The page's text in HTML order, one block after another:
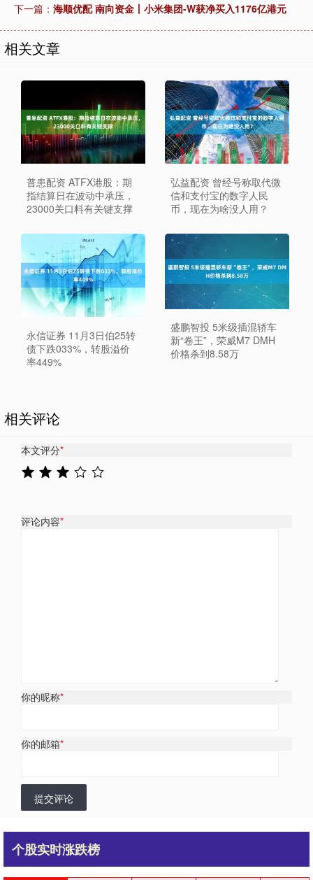
下一篇： 海顺优配 南向资金丨小米集团-W获净买入1176亿港元
相关文章
普患配资 ATFX港股：期
指结算日在波动中承压，
23000关口料有关键支撑
弘益配资 曾经号称取代微
信和支付宝的数字人民
币，现在为啥没人用？
永信证券 11月3日伯25转
债下跌033%，转股溢价
率449%
盛鹏智投 5米级插混轿车
新“卷王”，荣威M7 DMH
价格杀到8.58万
相关评论
本文评分*
评论内容*
你的昵称*
你的邮箱*
提交评论
个股实时涨跌榜